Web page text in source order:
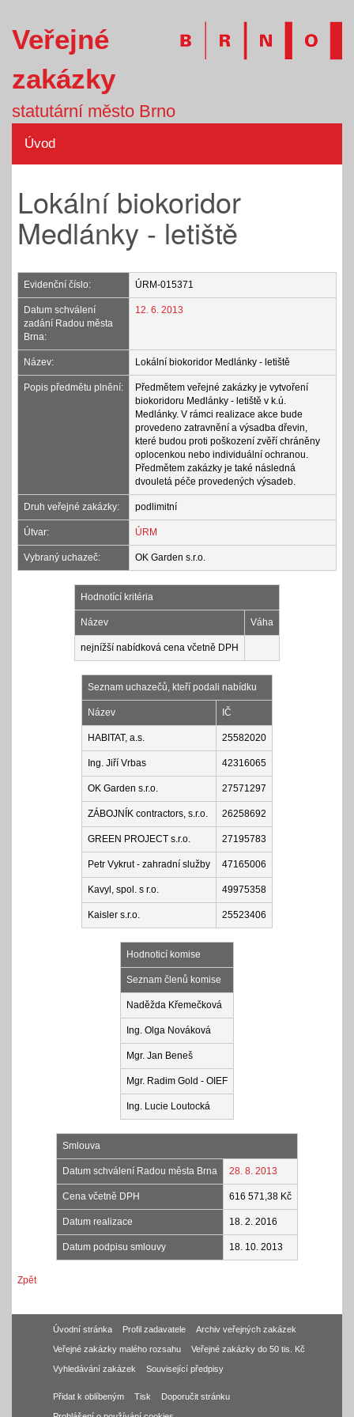
Veřejné
zakázky
statutární město Brno
Úvod
Lokální biokoridor
Medlánky - letiště
Evidenční číslo: ÚRM-015371
Datum schválení
zadání Radou města
Brna:
12. 6. 2013
Název: Lokální biokoridor Medlánky - letiště
Popis předmětu plnění:
Předmětem veřejné zakázky je vytvoření
biokoridoru Medlánky - letiště v k.ú.
Medlánky. V rámci realizace akce bude
provedeno zatravnění a výsadba dřevin,
které budou proti poškození zvěří chráněny
oplocenkou nebo individuální ochranou.
Předmětem zakázky je také následná
dvouletá péče provedených výsadeb.
Druh veřejné zakázky: podlimitní
Útvar: ÚRM
Vybraný uchazeč: OK Garden s.r.o.
Hodnotící kritéria
Název Váha
nejnížší nabídková cena včetně DPH
Seznam uchazečů, kteří podali nabídku
Název IČ
HABITAT, a.s. 25582020
Ing. Jiří Vrbas 42316065
OK Garden s.r.o. 27571297
ZÁBOJNÍK contractors, s.r.o. 26258692
GREEN PROJECT s.r.o. 27195783
Petr Vykrut - zahradní služby 47165006
Kavyl, spol. s r.o. 49975358
Kaisler s.r.o. 25523406
Hodnoticí komise
Seznam členů komise
Naděžda Křemečková
Ing. Olga Nováková
Mgr. Jan Beneš
Mgr. Radim Gold - OIEF
Ing. Lucie Loutocká
Smlouva
Datum schválení Radou města Brna 28. 8. 2013
Cena včetně DPH 616 571,38 Kč
Datum realizace 18. 2. 2016
Datum podpisu smlouvy 18. 10. 2013
Zpět
Úvodní stránka Profil zadavatele Archiv veřejných zakázek
Veřejné zakázky malého rozsahu Veřejné zakázky do 50 tis. Kč
Vyhledávání zakázek Související předpisy
Přidat k oblíbeným Tisk Doporučit stránku